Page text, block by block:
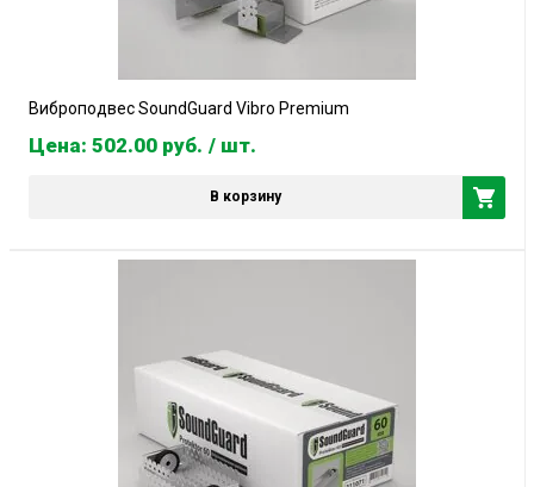
Виброподвес SoundGuard Vibro Premium
Цена: 502.00 руб. / шт.
В корзину